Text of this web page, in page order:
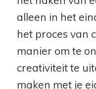
alleen in het
het proces van
manier om te
creativiteit te
maken met je